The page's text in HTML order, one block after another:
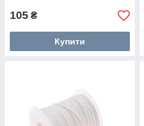
105 ₴
Купити